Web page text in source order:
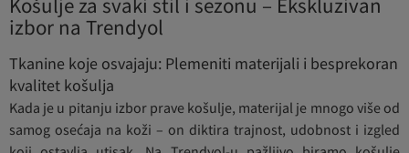
izbor na Trendyol
Tkanine koje osvajaju: Plemeniti materijali i besprekoran
kvalitet košulja
Kada je u pitanju izbor prave košulje, materijal je mnogo više od
samog osećaja na koži – on diktira trajnost, udobnost i izgled